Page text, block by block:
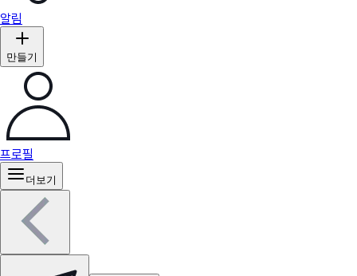
알림
만들기
프로필
더보기